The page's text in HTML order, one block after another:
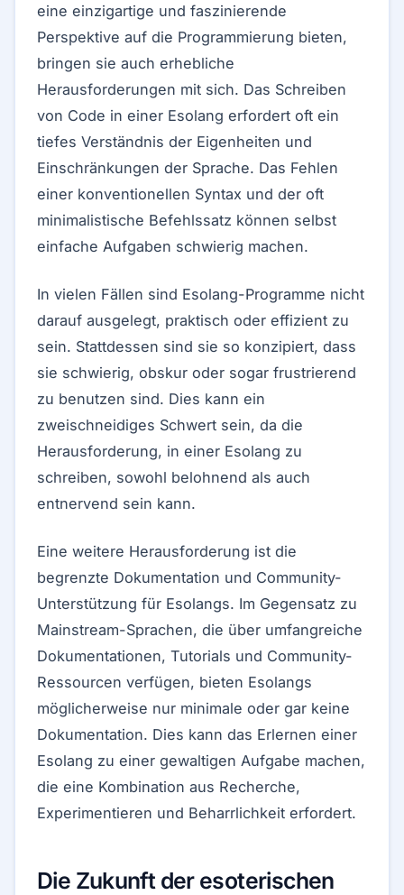
eine einzigartige und faszinierende
Perspektive auf die Programmierung bieten,
bringen sie auch erhebliche
Herausforderungen mit sich. Das Schreiben
von Code in einer Esolang erfordert oft ein
tiefes Verständnis der Eigenheiten und
Einschränkungen der Sprache. Das Fehlen
einer konventionellen Syntax und der oft
minimalistische Befehlssatz können selbst
einfache Aufgaben schwierig machen.
In vielen Fällen sind Esolang-Programme nicht
darauf ausgelegt, praktisch oder effizient zu
sein. Stattdessen sind sie so konzipiert, dass
sie schwierig, obskur oder sogar frustrierend
zu benutzen sind. Dies kann ein
zweischneidiges Schwert sein, da die
Herausforderung, in einer Esolang zu
schreiben, sowohl belohnend als auch
entnervend sein kann.
Eine weitere Herausforderung ist die
begrenzte Dokumentation und Community-
Unterstützung für Esolangs. Im Gegensatz zu
Mainstream-Sprachen, die über umfangreiche
Dokumentationen, Tutorials und Community-
Ressourcen verfügen, bieten Esolangs
möglicherweise nur minimale oder gar keine
Dokumentation. Dies kann das Erlernen einer
Esolang zu einer gewaltigen Aufgabe machen,
die eine Kombination aus Recherche,
Experimentieren und Beharrlichkeit erfordert.
Die Zukunft der esoterischen